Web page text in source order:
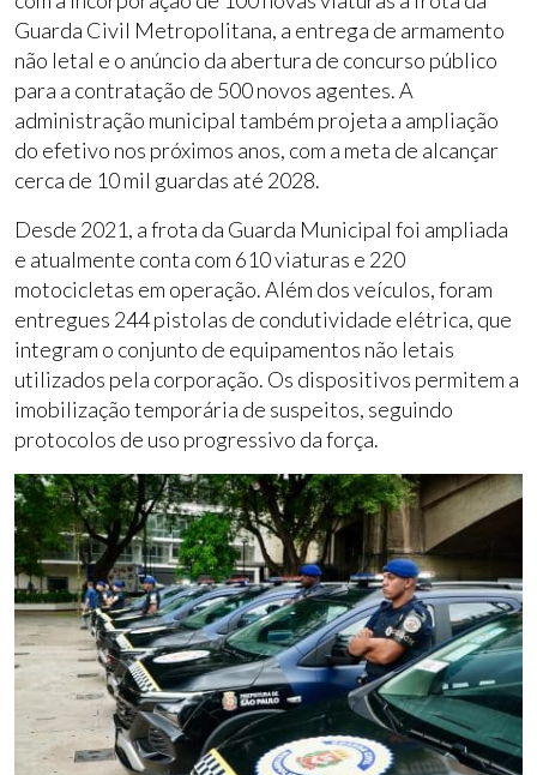
Guarda Civil Metropolitana, a entrega de armamento
não letal e o anúncio da abertura de concurso público
para a contratação de 500 novos agentes. A
administração municipal também projeta a ampliação
do efetivo nos próximos anos, com a meta de alcançar
cerca de 10 mil guardas até 2028.
Desde 2021, a frota da Guarda Municipal foi ampliada
e atualmente conta com 610 viaturas e 220
motocicletas em operação. Além dos veículos, foram
entregues 244 pistolas de condutividade elétrica, que
integram o conjunto de equipamentos não letais
utilizados pela corporação. Os dispositivos permitem a
imobilização temporária de suspeitos, seguindo
protocolos de uso progressivo da força.